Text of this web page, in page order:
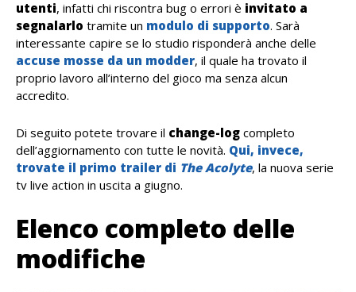
utenti, infatti chi riscontra bug o errori è invitato a
segnalarlo tramite un modulo di supporto. Sarà
interessante capire se lo studio risponderà anche delle
accuse mosse da un modder, il quale ha trovato il
proprio lavoro all’interno del gioco ma senza alcun
accredito.
Di seguito potete trovare il change-log completo
dell’aggiornamento con tutte le novità. Qui, invece,
trovate il primo trailer di The Acolyte, la nuova serie
tv live action in uscita a giugno.
Elenco completo delle
modifiche